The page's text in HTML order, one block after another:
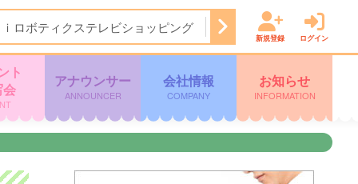
ロボティクステレビショッピング 14:50 ぽよチャンネル
新規登録 ログイン
ト
アナウンサー
ANNOUNCER
会社情報
COMPANY
お知らせ
INFORMATION